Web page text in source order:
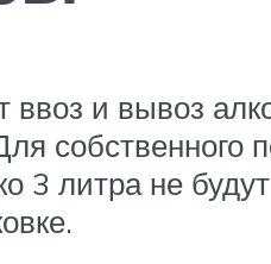
и вывоз
3 литра не